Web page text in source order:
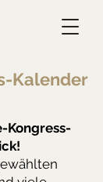
Kalender
Kongress-